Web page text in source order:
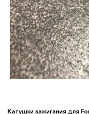
Катушки зажигания для